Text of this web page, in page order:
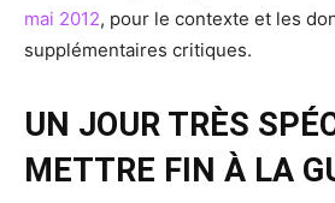
mai 2012, pour le contexte et les
supplémentaires critiques.
UN JOUR TRÈS
METTRE FIN À LA